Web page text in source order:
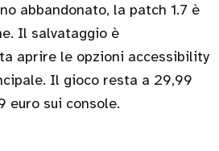
abbandonato, la patch 1.7 è
Il salvataggio è
aprire le opzioni accessibility
Il gioco resta a 29,99
euro sui console.